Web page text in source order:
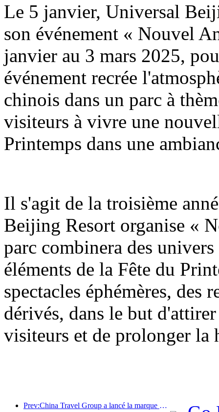
Le 5 janvier, Universal
son événement « Nouvel
janvier au 3 mars 2025,
événement recrée
chinois dans un parc à
visiteurs à vivre une
Printemps dans une
Il s'agit de la troisième
Beijing Resort organise «
parc combinera des
éléments de la Fête du
spectacles éphémères, des
dérivés, dans le but
visiteurs et de prolonger la
Prev:China Travel Group a lancé la marque « China Travel Good Times » pour se développer sur le marché du tourisme senior.